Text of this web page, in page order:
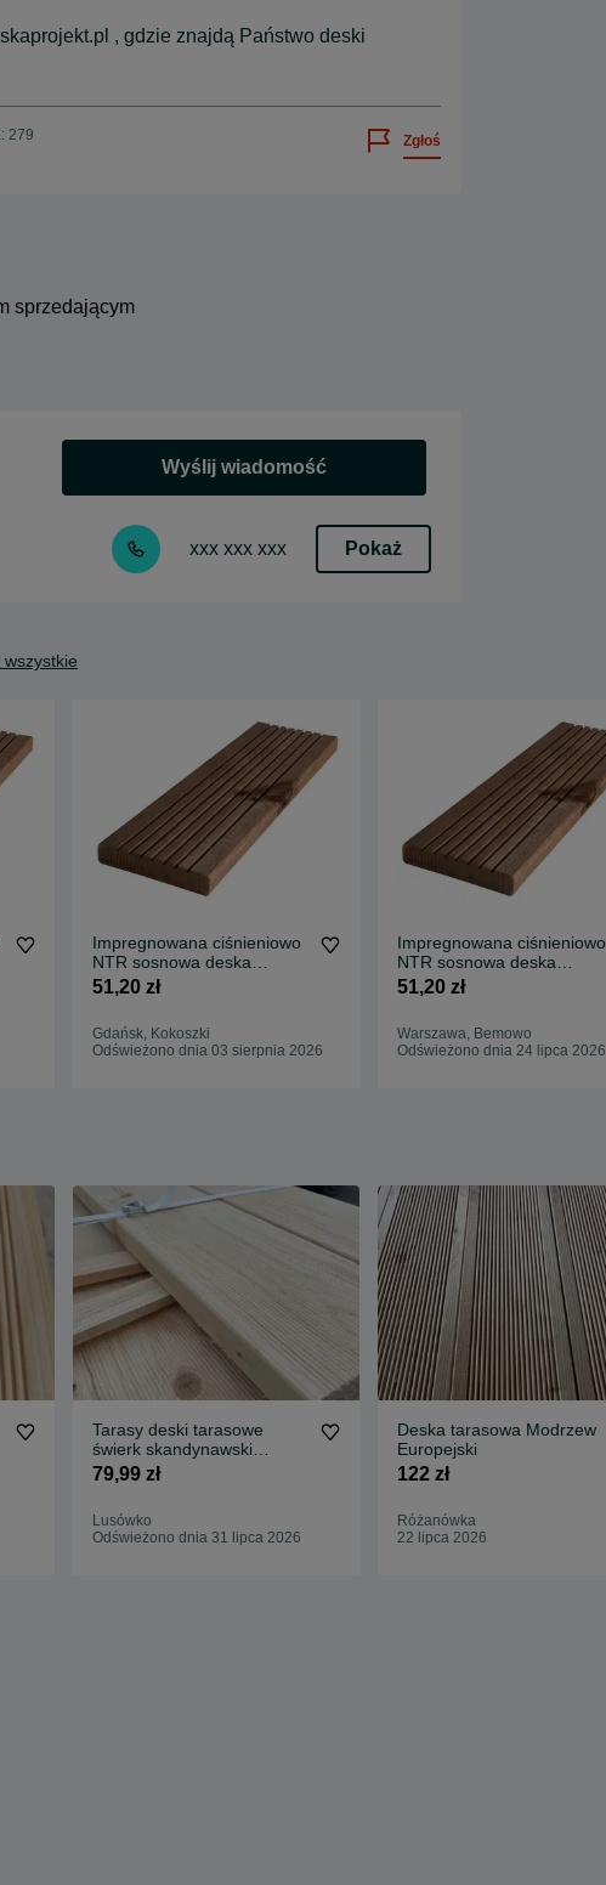
, gdzie znajdą Państwo deski
279 Zgłoś
sprzedającym
Wyślij wiadomość
xxx xxx xxx Pokaż
Impregnowana ciśnieniowo
NTR sosnowa deska
tarasowa 27x145x4000
51,20 zł
Gdańsk, Kokoszki
Odświeżono dnia 03 sierpnia 2026
Impregnowana ciśnieniowo
NTR sosnowa deska
tarasowa 27x145x4000
51,20 zł
Warszawa, Bemowo
Odświeżono dnia 24 lipca 2026
Tarasy deski tarasowe
świerk skandynawski
145*28 PROMOCJA
79,99 zł
Lusówko
Odświeżono dnia 31 lipca 2026
Deska tarasowa Modrzew
Europejski
122 zł
Różanówka
22 lipca 2026